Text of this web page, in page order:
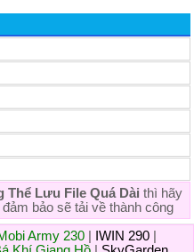
Thể Lưu File Quá Dài thì hãy
đảm bảo sẽ tải về thành công
Army 230 IWIN 290